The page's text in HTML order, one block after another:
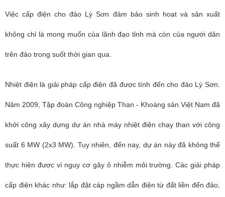
Việc cấp điện cho đảo Lý Sơn đảm bảo sinh hoạt và sản xuất
không chỉ là mong muốn của lãnh đạo tỉnh mà còn của ngưới dân
trên đảo trong suốt thời gian qua.
Nhiệt điện là giải pháp cấp điện đã được tính đến cho đảo Lý Sơn.
Năm 2009, Tập đoàn Công nghiệp Than - Khoáng sản Việt Nam đã
khởi công xây dựng dự án nhà máy nhiệt điện chạy than với công
suất 6 MW (2x3 MW). Tuy nhiên, đến nay, dự án này đã không thể
thực hiện được vì nguy cơ gây ô nhiễm môi trường. Các giải pháp
cấp điện khác như: lắp đặt cáp ngầm dẫn điện từ đất liền đến đảo,